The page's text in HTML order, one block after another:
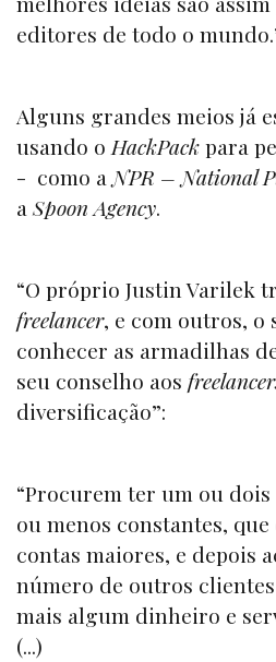
editores de todo o
Alguns grandes meios já
usando o HackPackpara
- como a NPR – National
a Spoon Agency.
“O próprio Justin Varilek
freelancer, e com outros, o
conhecer as armadilhas
seu conselho aos
diversificação”:
“Procurem ter um ou
ou menos constantes,
contas maiores, e depois
número de outros
mais algum dinheiro e
(...)